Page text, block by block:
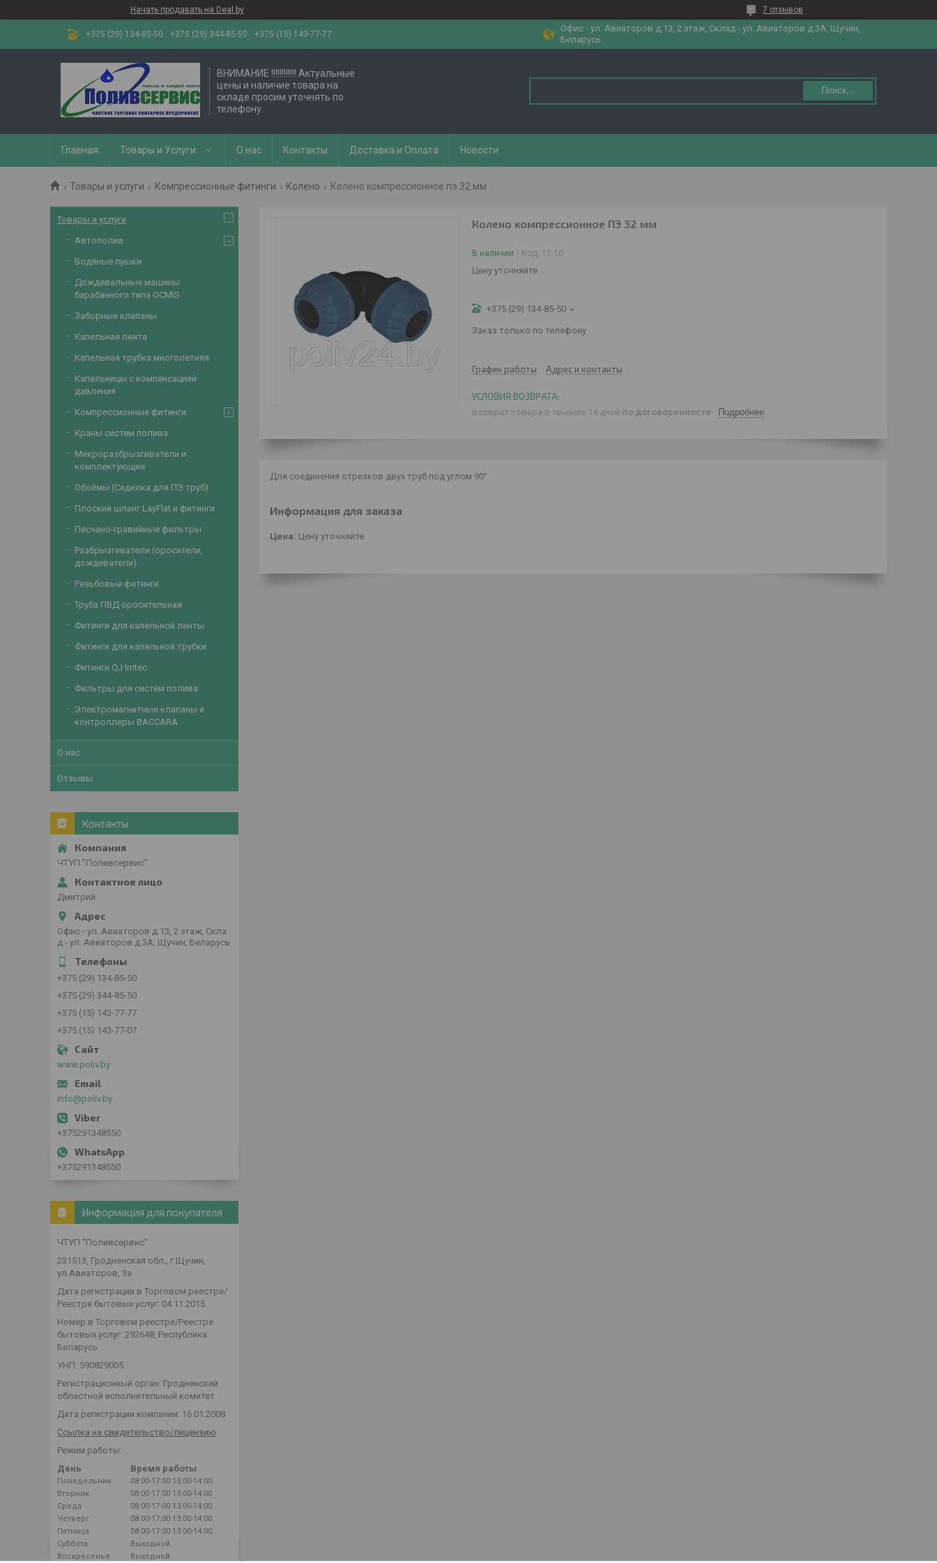
Начать продавать на Deal.by 7 отзывов
+375 (29) 134-85-50 +375 (29) 344-85-50 +375 (15) 143-77-77
Офис - ул. Авиаторов д.13, 2 этаж, Склад - ул. Авиаторов д.3А, Щучин,
Беларусь
ВНИМАНИЕ !!!!!!!!!!!! Актуальные
цены и наличие товара на
складе просим уточнять по
телефону.
Поиск...
Главная Товары и Услуги О нас Контакты Доставка и Оплата Новости
Товары и услуги Компрессионные фитинги Колено Колено компрессионное пэ 32 мм
Колено компрессионное ПЭ 32 мм
В наличии Код: 15.10
Цену уточняйте
+375 (29) 134-85-50
Заказ только по телефону
График работы Адрес и контакты
возврат товара в течение 14 дней по договоренности Подробнее
Для соединения отрезков двух труб под углом 90°
Информация для заказа
Цена: Цену уточняйте
Товары и услуги
Автополив
Водяные пушки
Дождевальные машины
барабанного типа OCMIS
Заборные клапаны
Капельная лента
Капельная трубка многолетняя
Капельницы с компенсацией
давления
Компрессионные фитинги
Краны систем полива
Микроразбрызгиватели и
комплектующие
Обоймы (Седелка для ПЭ труб)
Плоский шланг LayFlat и фитинги
Песчано-гравийные фильтры
Разбрызгиватели (оросители,
дождеватели)
Резьбовые фитинги
Труба ПВД оросительная
Фитинги для капельной ленты
Фитинги для капельной трубки
Фитинги QJ Irritec
Фильтры для систем полива
Электромагнитные клапаны и
контроллеры BACCARA
О нас
Отзывы
Контакты
ЧТУП "Поливсервис"
Дмитрий
Офис - ул. Авиаторов д.13, 2 этаж, Скла
д - ул. Авиаторов д.3А, Щучин, Беларусь
+375 (29) 134-85-50
+375 (29) 344-85-50
+375 (15) 143-77-77
+375 (15) 143-77-07
www.poliv.by
info@poliv.by
+375291348550
+375291348550
Информация для покупателя
ЧТУП "Поливсервис"
231513, Гродненская обл., г.Щучин,
ул.Авиаторов, 3а
Дата регистрации в Торговом реестре/
Реестре бытовых услуг: 04.11.2015
Номер в Торговом реестре/Реестре
бытовых услуг: 292648, Республика
Беларусь
УНП: 590829005
Регистрационный орган: Гродненский
областной исполнительный комитет
Дата регистрации компании: 16.01.2008
Ссылка на свидетельство/лицензию
Режим работы:
День
Время работы
Понедельник 08:00-17:00 13:00-14:00
Вторник
08:00-17:00 13:00-14:00
Среда
08:00-17:00 13:00-14:00
Четверг
08:00-17:00 13:00-14:00
Пятница
08:00-17:00 13:00-14:00
Суббота
Выходной
Воскресенье
Выходной